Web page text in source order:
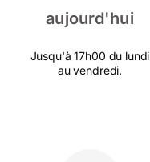
aujourd'hui
Jusqu'à 17h00 du lundi
au vendredi.